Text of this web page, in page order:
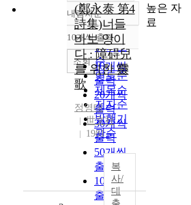
정확도
순
인기도
순
연도순
제목순
저자순
발행기
관순
내림차순
내림차순
10개씩 출력
10개씩
출력
20개씩
출력
30개씩
출력
50개씩
출력
100개씩
출력
조회
(鄭永泰 第4
詩集)너들
바보 앙이
다 : 障碍兒
를 위한 靈
歌
정영태
世文社
1981
복
사/
대
높은 자
료